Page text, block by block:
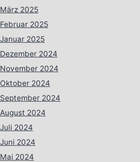
März 2025
Februar 2025
Januar 2025
Dezember 2024
November 2024
Oktober 2024
September 2024
August 2024
Juli 2024
Juni 2024
Mai 2024